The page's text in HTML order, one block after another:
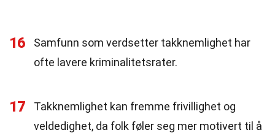
16
Samfunn som verdsetter takknemlighet har
ofte lavere kriminalitetsrater.
17
Takknemlighet kan fremme frivillighet og
veldedighet, da folk føler seg mer motivert til å